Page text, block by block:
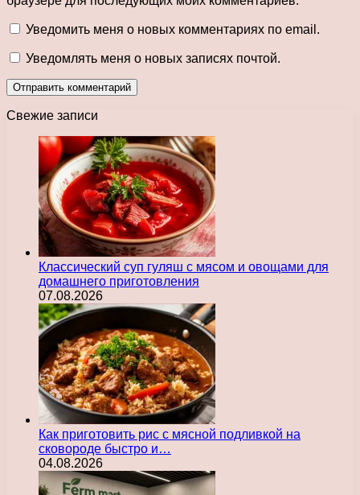
Уведомить меня о новых комментариях по email.
Уведомлять меня о новых записях почтой.
Свежие записи
Классический суп гуляш с мясом и овощами для
домашнего приготовления
07.08.2026
Как приготовить рис с мясной подливкой на
сковороде быстро и…
04.08.2026